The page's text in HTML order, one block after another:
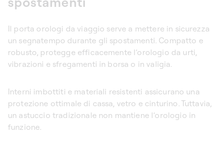
Il porta orologi da viaggio serve a mettere in sicurezza
un segnatempo durante gli spostamenti. Compatto e
robusto, protegge efficacemente l’orologio da urti,
vibrazioni e sfregamenti in borsa o in valigia.
Interni imbottiti e materiali resistenti assicurano una
protezione ottimale di cassa, vetro e cinturino. Tuttavia,
un astuccio tradizionale non mantiene l’orologio in
funzione.